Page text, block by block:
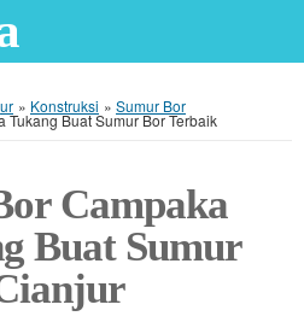
» Konstruksi » Sumur Bor
Buat Sumur Bor Terbaik
Campaka
Buat Sumur